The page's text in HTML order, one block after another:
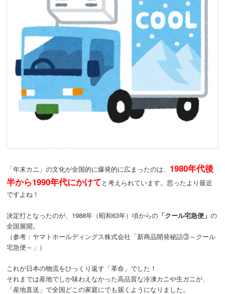
「年末カニ」の文化が全国的に爆発的に広まったのは、 1980年代後
半から1990年代にかけてと考えられています。思ったより最近
ですよね！
決定打となったのが、1988年（昭和63年）頃からの 「クール宅急便」の
全国展開。
（参考：ヤマトホールディングス株式会社「新商品開発秘話③～クール
宅急便～」）
これが日本の物流をひっくり返す「革命」でした！
それまでは産地でしか味わえなかった高品質な冷凍カニや生ガニが、
「産地直送」で全国どこの家庭にでも届くようになりました。